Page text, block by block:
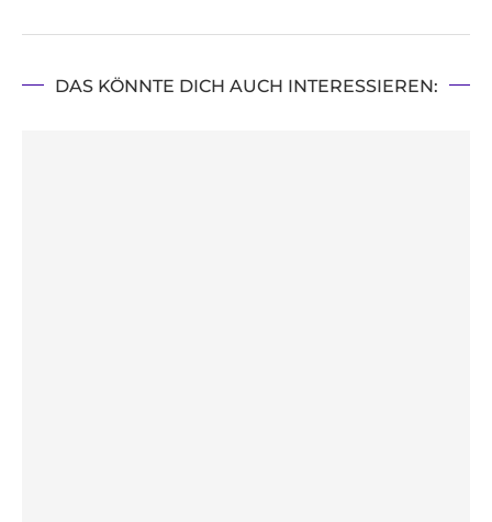
DAS KÖNNTE DICH AUCH INTERESSIEREN: